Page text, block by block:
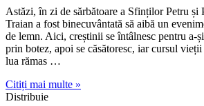
Astăzi, în zi de sărbătoare a Sfinților Petru și
Traian a fost binecuvântată să aibă un
de lemn. Aici, creștinii se întâlnesc pentru a-
prin botez, apoi se căsătoresc, iar cursul
lua rămas …
Citiți mai multe »
Distribuie